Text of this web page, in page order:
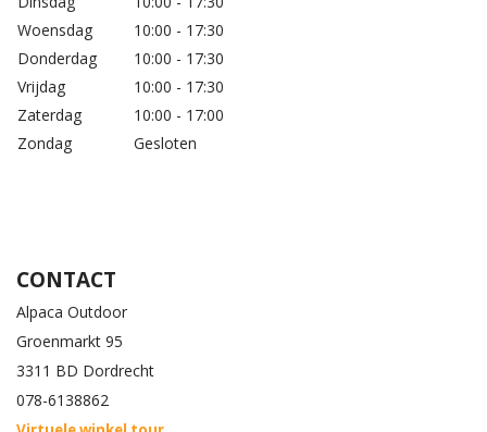
Woensdag
10:00 - 17:30
Donderdag
10:00 - 17:30
Vrijdag
10:00 - 17:30
Zaterdag
10:00 - 17:00
Zondag
Gesloten
CONTACT
Alpaca Outdoor
Groenmarkt 95
3311 BD Dordrecht
078-6138862